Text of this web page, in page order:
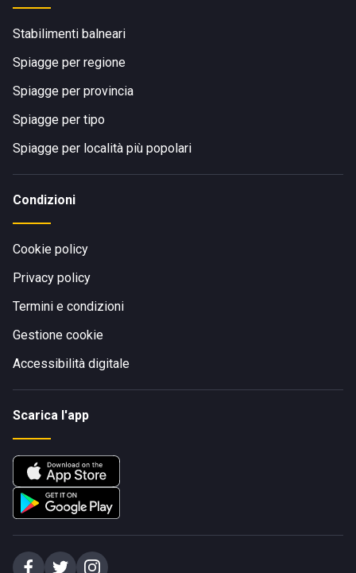
Stabilimenti balneari
Spiagge per regione
Spiagge per provincia
Spiagge per tipo
Spiagge per località più popolari
Condizioni
Cookie policy
Privacy policy
Termini e condizioni
Gestione cookie
Accessibilità digitale
Scarica l'app